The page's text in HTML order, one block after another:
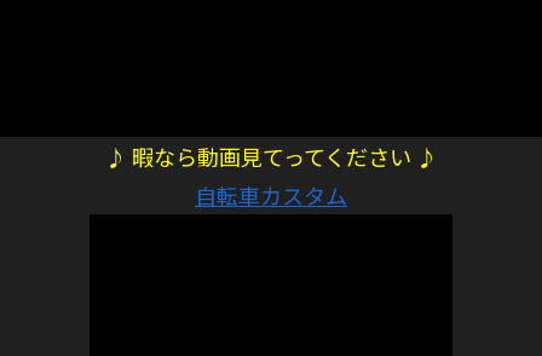
♪ 暇なら動画見てってください ♪
自転車カスタム